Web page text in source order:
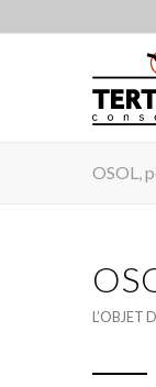
OSOL,
L’OBJET